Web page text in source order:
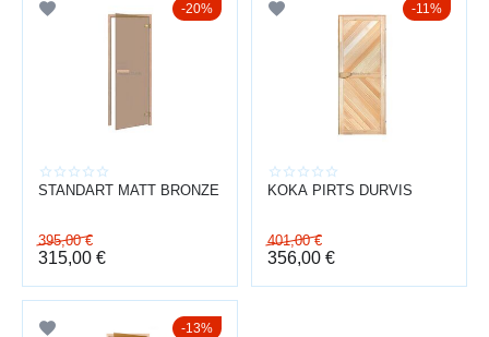
20%
STANDART MATT BRONZE
395,00 €
315,00 €
11%
KOKA PIRTS DURVIS
401,00 €
356,00 €
13%